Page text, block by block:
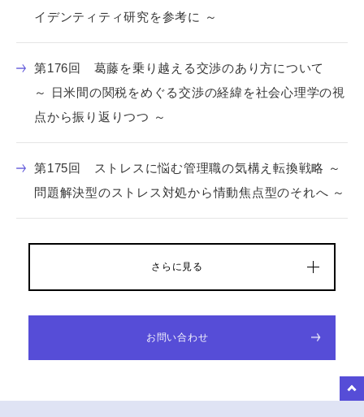
イデンティティ研究を参考に ～
第176回 葛藤を乗り越える交渉のあり方について
～ 日米間の関税をめぐる交渉の経緯を社会心理学の視
点から振り返りつつ ～
第175回 ストレスに悩む管理職の気構え転換戦略 ～
問題解決型のストレス対処から情動焦点型のそれへ ～
さらに見る
お問い合わせ